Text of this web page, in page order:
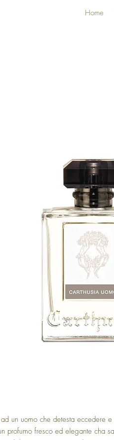
Home
un uomo che detesta eccedere
profumo fresco ed elegante cha